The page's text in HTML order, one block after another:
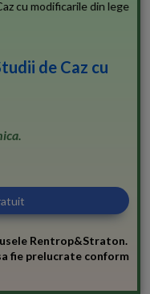
de Caz cu
Rentrop&Straton.
fie prelucrate conform